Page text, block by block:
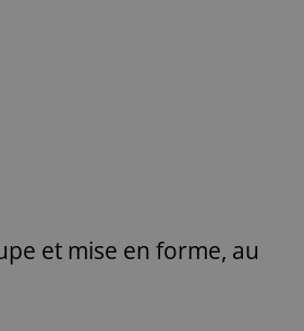
et mise en forme, au